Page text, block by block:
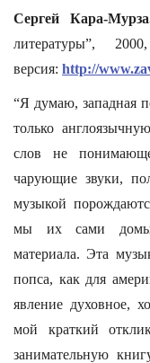
Сергей Кара-
литературы”,
версия: http://
“Я думаю, западная
только
слов не
чарующие звуки,
музыкой
мы их сами
материала. Эта
попса, как для
явление духовное,
мой краткий
занимательную